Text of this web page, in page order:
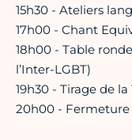
15h30 - Ateliers
17h00 - Chant
18h00 - Table
l’Inter-LGBT)
19h30 - Tirage de
20h00 - Fermeture